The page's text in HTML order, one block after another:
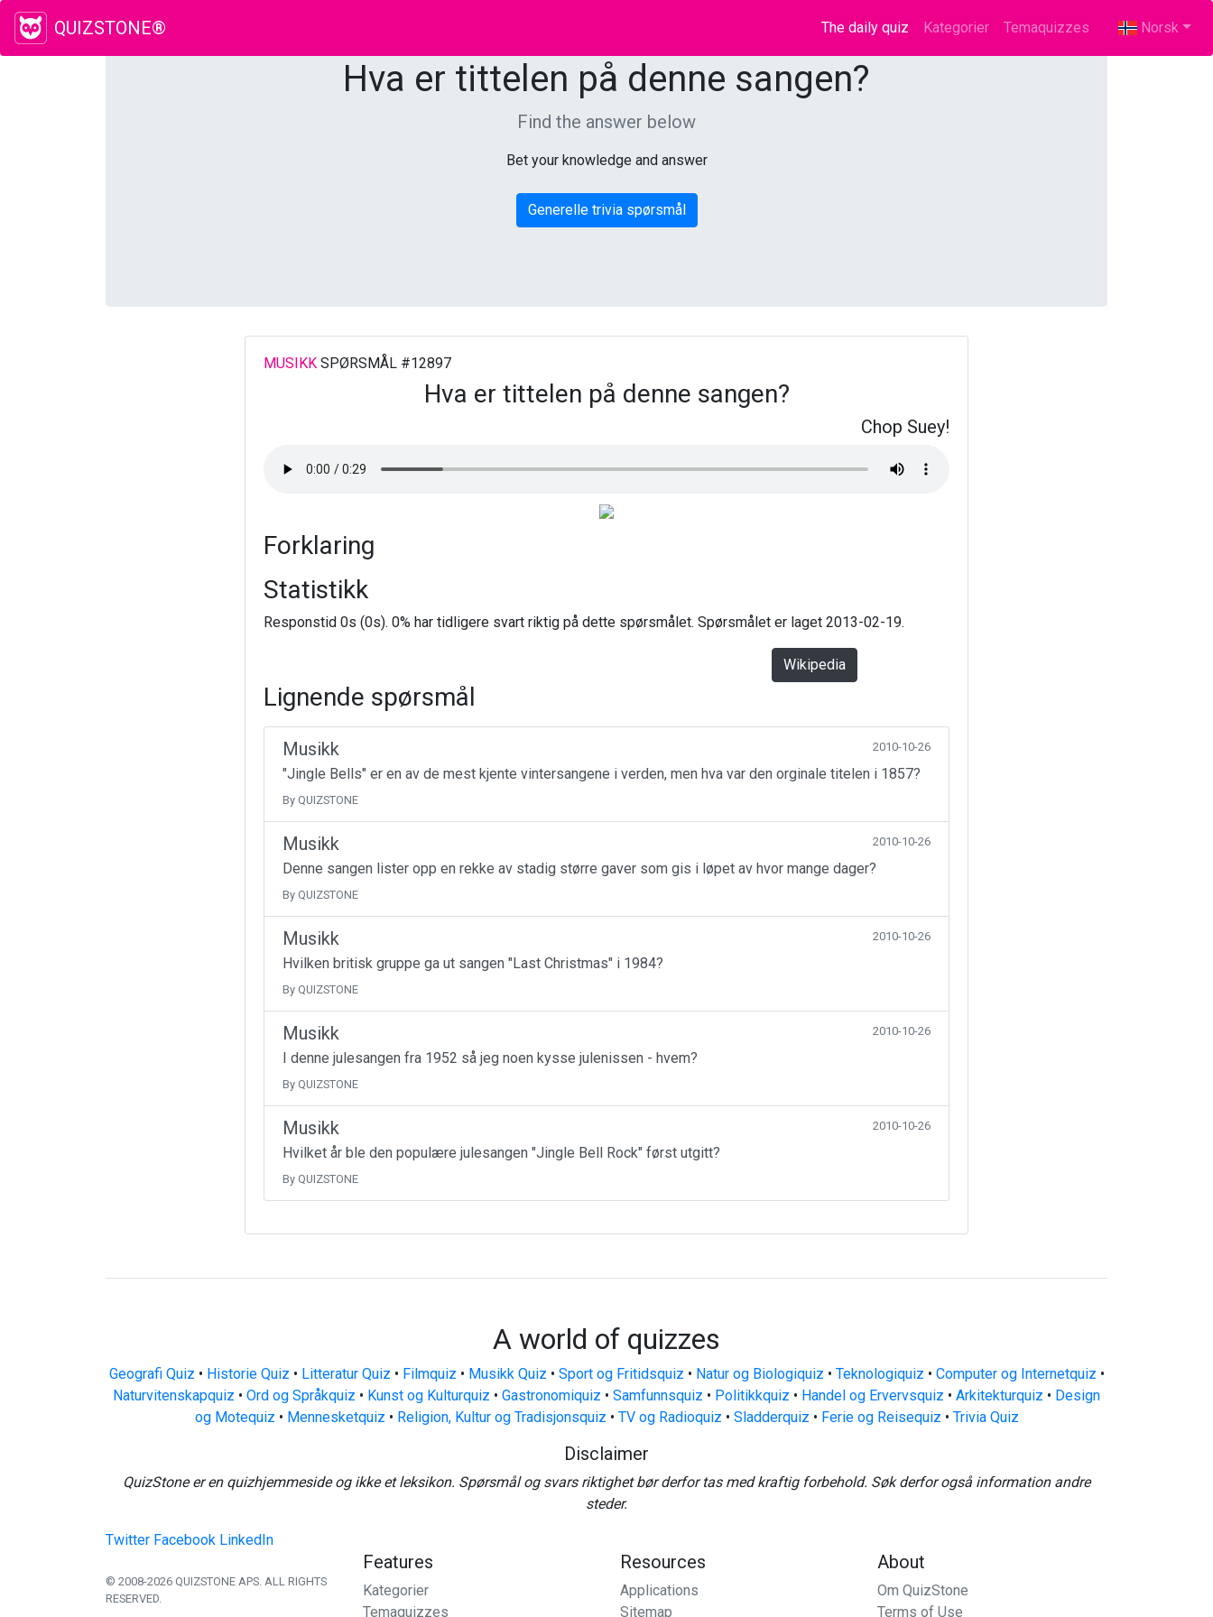
QUIZSTONE® The daily quiz (current)
Kategorier Temaquizzes Norsk
Hva er tittelen på denne sangen?
Find the answer below
Bet your knowledge and answer
Generelle trivia spørsmål
MUSIKKSPØRSMÅL #12897
Hva er tittelen på denne sangen?
Chop Suey!
Forklaring
Statistikk
Responstid 0s (0s). 0% har tidligere svart riktig på dette spørsmålet. Spørsmålet er laget 2013-02-19.
Wikipedia
Lignende spørsmål
Musikk 2010-10-26
"Jingle Bells" er en av de mest kjente vintersangene i verden, men hva var den orginale titelen i 1857?
By QUIZSTONE
Musikk 2010-10-26
Denne sangen lister opp en rekke av stadig større gaver som gis i løpet av hvor mange dager?
By QUIZSTONE
Musikk 2010-10-26
Hvilken britisk gruppe ga ut sangen "Last Christmas" i 1984?
By QUIZSTONE
Musikk 2010-10-26
I denne julesangen fra 1952 så jeg noen kysse julenissen - hvem?
By QUIZSTONE
Musikk 2010-10-26
Hvilket år ble den populære julesangen "Jingle Bell Rock" først utgitt?
By QUIZSTONE
A world of quizzes
Geografi Quiz • Historie Quiz • Litteratur Quiz • Filmquiz • Musikk Quiz • Sport og Fritidsquiz • Natur og Biologiquiz • Teknologiquiz • Computer og Internetquiz •
Naturvitenskapquiz • Ord og Språkquiz • Kunst og Kulturquiz • Gastronomiquiz • Samfunnsquiz • Politikkquiz • Handel og Ervervsquiz • Arkitekturquiz • Design
og Motequiz • Mennesketquiz • Religion, Kultur og Tradisjonsquiz • TV og Radioquiz • Sladderquiz • Ferie og Reisequiz • Trivia Quiz
Disclaimer
QuizStone er en quizhjemmeside og ikke et leksikon. Spørsmål og svars riktighet bør derfor tas med kraftig forbehold. Søk derfor også information andre
steder.
Twitter Facebook LinkedIn
© 2008-2026 QUIZSTONE APS. ALL RIGHTS
RESERVED.
Features
Kategorier
Temaquizzes
Resources
Applications
Sitemap
About
Om QuizStone
Terms of Use